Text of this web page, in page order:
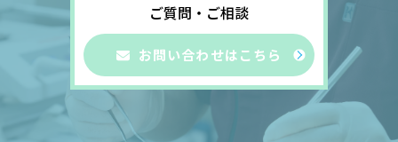
ご質問・ご相談
お問い合わせはこちら